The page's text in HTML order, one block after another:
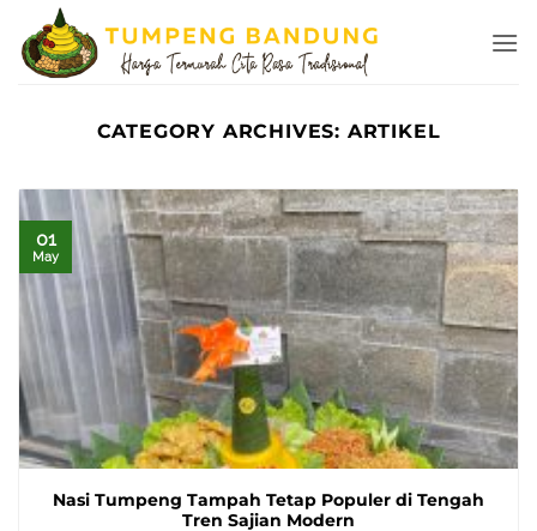
content
CATEGORY ARCHIVES: ARTIKEL
Nasi Tumpeng Tampah Tetap Populer di Tengah
Tren Sajian Modern
01
May